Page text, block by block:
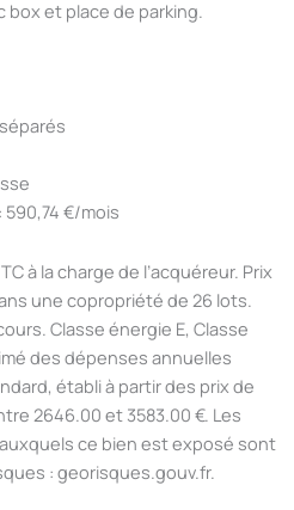
box et place de parking.
€/mois
à la charge de l’acquéreur. Prix
une copropriété de 26 lots.
Classe énergie E, Classe
des dépenses annuelles
établi à partir des prix de
2646.00 et 3583.00 €. Les
ce bien est exposé sont
: georisques.gouv.fr.